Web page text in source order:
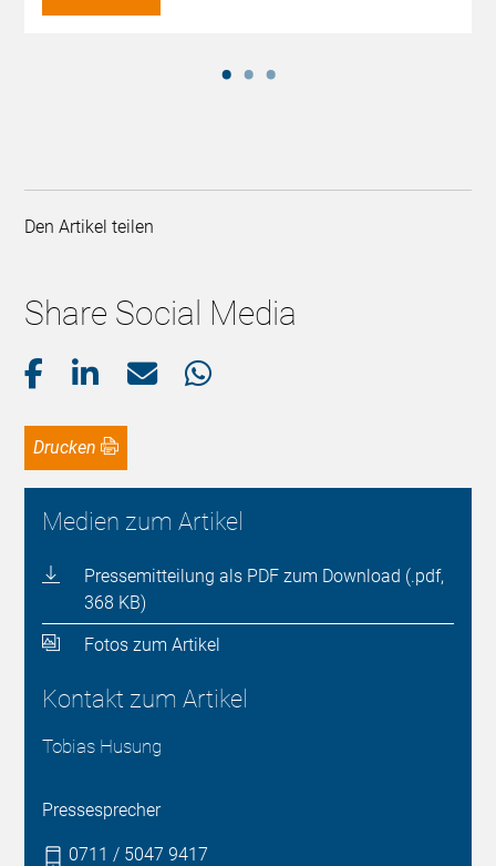
Den Artikel teilen
Share Social Media
Drucken
Medien zum Artikel
Pressemitteilung als PDF zum Download (.pdf,
368 KB)
Fotos zum Artikel
Kontakt zum Artikel
Tobias Husung
Pressesprecher
0711 / 5047 9417